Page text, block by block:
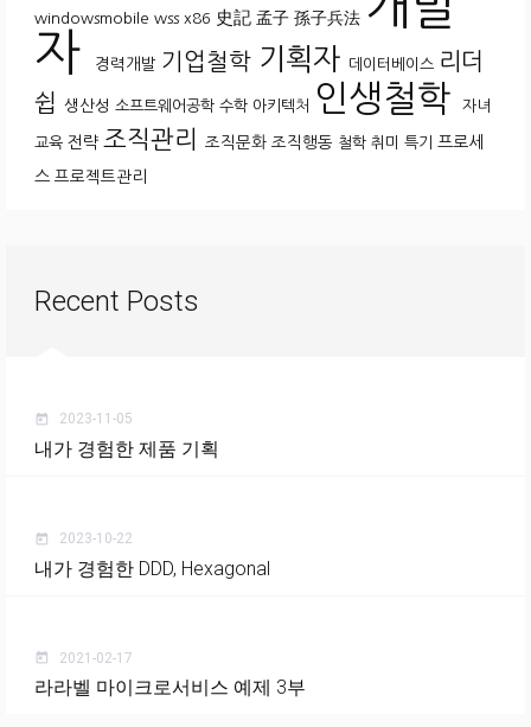
windowsmobile wss x86 史記 孟子 孫子兵法
자
경력개발 기업철학 기획자 데이터베이스 리더
쉽 생산성 소프트웨어공학 수학 아키텍처 인생철학 자녀
교육 전략 조직관리 조직문화 조직행동 철학 취미 특기 프로세
스 프로젝트관리
Recent Posts
today 2023-11-05
내가 경험한 제품 기획
today 2023-10-22
내가 경험한 DDD, Hexagonal
today 2021-02-17
라라벨 마이크로서비스 예제 3부